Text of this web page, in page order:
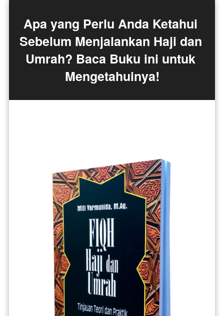
Apa yang Perlu Anda Ketahui
Sebelum Menjalankan Haji dan
Umrah? Baca Buku ini untuk
Mengetahuinya!